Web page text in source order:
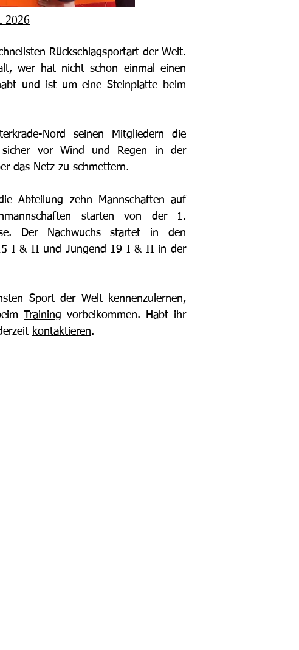
2026
Rückschlagsportart der Welt.
wer hat nicht schon einmal einen
und ist um eine Steinplatte beim
Nord seinen Mitgliedern die
vor Wind und Regen in der
das Netz zu schmettern.
Abteilung zehn Mannschaften auf
starten von der 1.
Der Nachwuchs startet in den
I & II und Jungend 19 I & II in der
Sport der Welt kennenzulernen,
Training vorbeikommen. Habt ihr
kontaktieren.